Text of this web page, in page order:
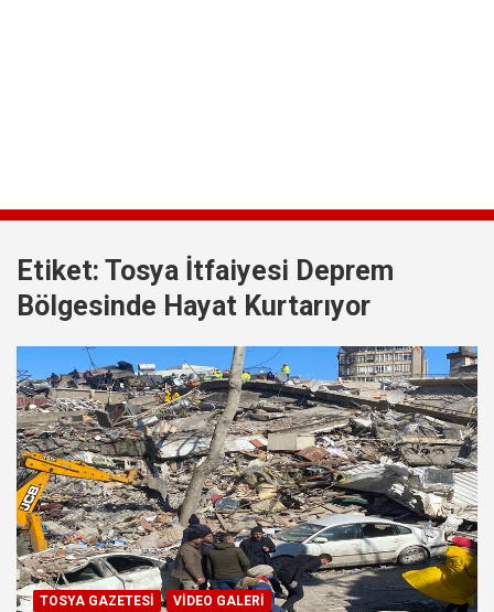
Etiket: Tosya İtfaiyesi Deprem
Bölgesinde Hayat Kurtarıyor
TOSYA GAZETESI VIDEO GALERI